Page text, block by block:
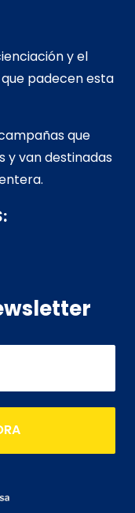
y el
padecen esta
que
y van destinadas